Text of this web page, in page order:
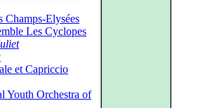
Champs-Elysées
Les Cyclopes
et Capriccio
Youth Orchestra of